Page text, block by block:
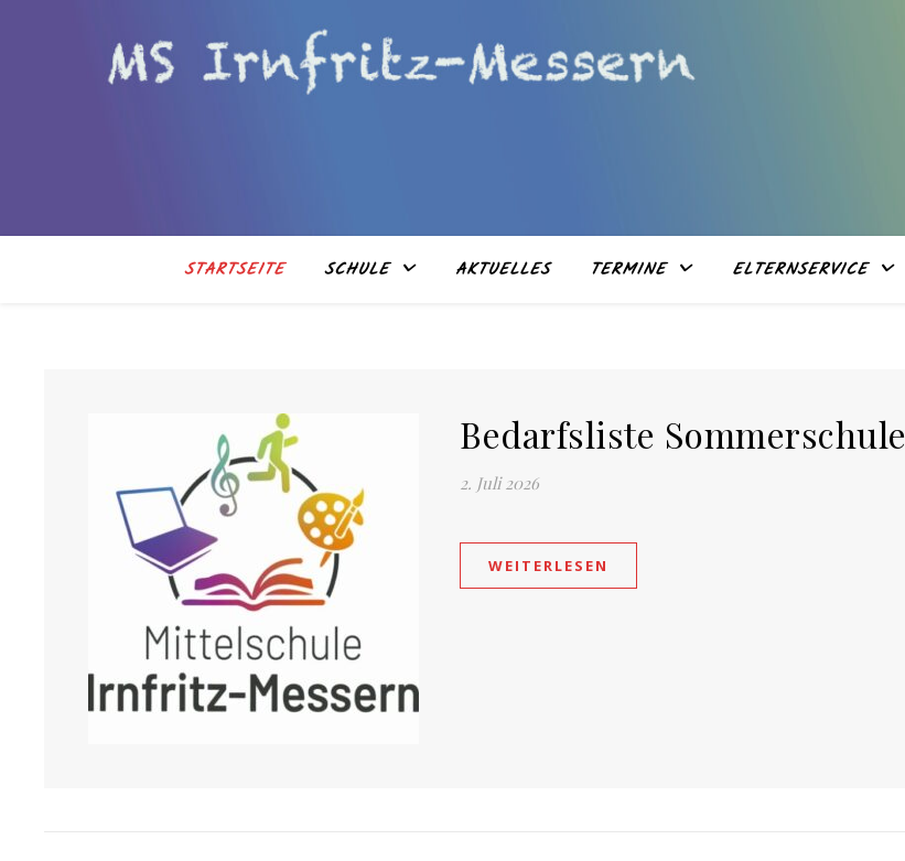
STARTSEITE SCHULE AKTUELLES TERMINE ELTERNSERVICE
Bedarfsliste Sommerschule
2. Juli 2026
WEITERLESEN